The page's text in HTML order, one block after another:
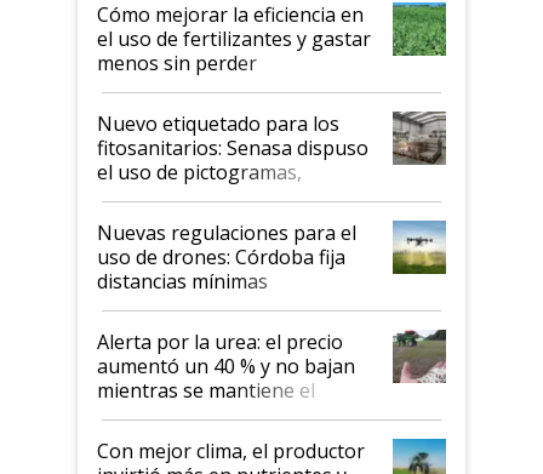
Cómo mejorar la eficiencia en
el uso de fertilizantes y gastar
menos sin perder
productividad en la campaña
fina
Nuevo etiquetado para los
fitosanitarios: Senasa dispuso
el uso de pictogramas,
palabras de advertencia e
indicaciones
Nuevas regulaciones para el
uso de drones: Córdoba fija
distancias mínimas
Alerta por la urea: el precio
aumentó un 40 % y no bajan
mientras se mantiene el
conflicto en Medio Oriente
Con mejor clima, el productor